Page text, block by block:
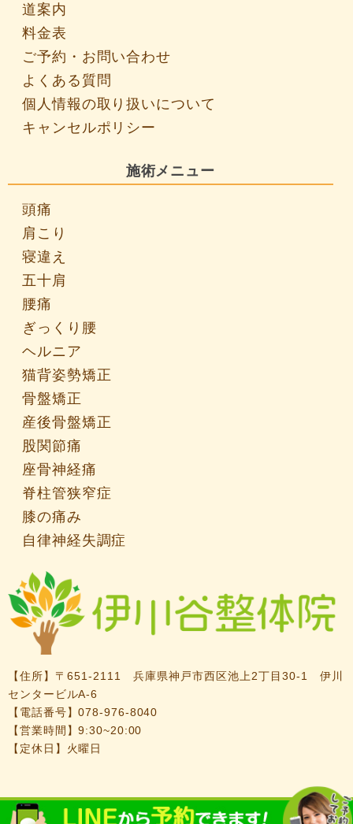
道案内
料金表
ご予約・お問い合わせ
よくある質問
個人情報の取り扱いについて
キャンセルポリシー
施術メニュー
頭痛
肩こり
寝違え
五十肩
腰痛
ぎっくり腰
ヘルニア
猫背姿勢矯正
骨盤矯正
産後骨盤矯正
股関節痛
座骨神経痛
脊柱管狭窄症
膝の痛み
自律神経失調症
【住所】 〒651-2111 兵庫県神戸市西区池上2丁目30-1 伊川
センタービルA-6
【電話番号】078-976-8040
【営業時間】9:30~20:00
【定休日】火曜日
Copyright(c)2019伊川谷整体院.All Right Reserved.Design